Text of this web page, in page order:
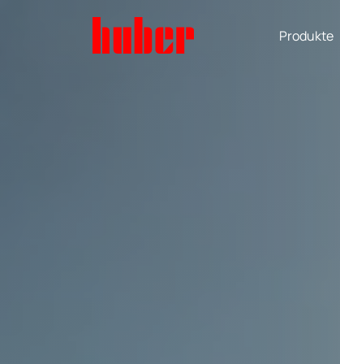
Produkte